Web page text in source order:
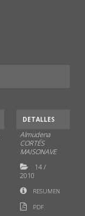
DETALLES
Almudena
CORTÉS
MAISONAVE
14 /
2010
RESUMEN
PDF